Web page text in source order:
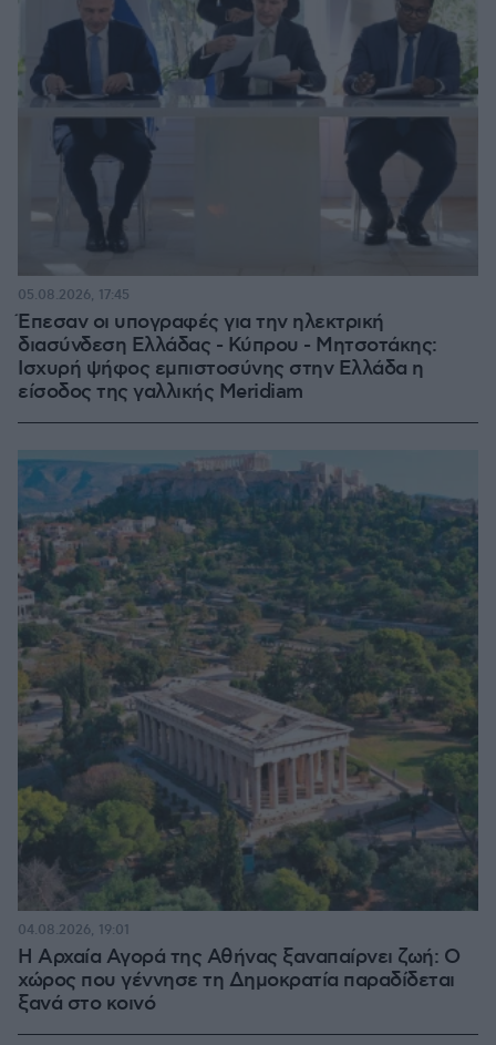
Έπεσαν οι υπογραφές για την ηλεκτρική
διασύνδεση Ελλάδας - Κύπρου - Μητσοτάκης:
Ισχυρή ψήφος εμπιστοσύνης στην Ελλάδα η
είσοδος της γαλλικής Meridiam
05.08.2026, 17:45
Η Αρχαία Αγορά της Αθήνας ξαναπαίρνει ζωή: Ο
χώρος που γέννησε τη Δημοκρατία παραδίδεται
ξανά στο κοινό
04.08.2026, 19:01